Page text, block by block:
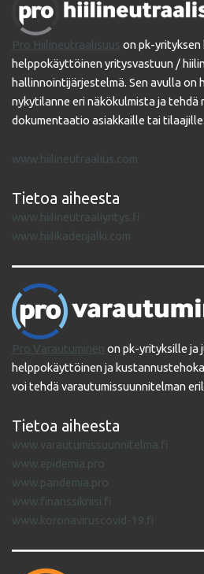
Pro Hiilineutraalisuus on pk-yrityksen
helppokäyttöinen yritysvastuun /
hallinnointijärjestelmä. Sen avulla on
nykytilanne eri näkökulmista ja tehdä
dokumentaatio asiakkaille tai tilaajille.
www.hiilineutraalius.com
Tietoa aiheesta
www.hiilineutraaliyritys.fi
www.hiilikadenjalki.com
Pro Varautuminen on pk-yrityksille ja
helppokäyttöinen ja
voi tehdä varautumissuunnitelman
Tietoa aiheesta
www.varautumissuunnitelma.fi
www.epidemia.pro
www.pandemia.pro
www.finanssikriisi.fi
www.koronaviruscovid-19.fi